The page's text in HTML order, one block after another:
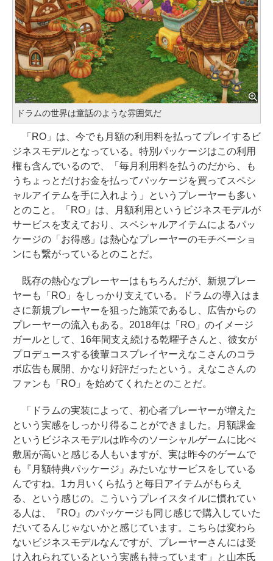
ドラムの世界は童話のような雰囲気だ
「RO」は、今でも月額の利用料を払ってプレイするビ
ジネスモデルとなっている。特別パッケージはこの利用
権も含んでいるので、「毎月利用料を払うのだから、も
うちょっとだけお金を払ってパッケージを買ってスペシ
ャルアイテムを手に入れよう」というプレーヤーも多い
とのこと。「RO」は、月額利用というビジネスモデルが
サービスを支えており、スペシャルアイテムによるパッ
ケージの「お得感」は熱心なプレーヤーのモチベーショ
ンにも繋がっているとのことだ。
既存の熱心なプレーヤーはもちろんだが、新規プレー
ヤーも「RO」をしっかり支えている。ドラムの導入はま
さに新規プレーヤーを狙った施策であるし、広告からの
プレーヤーの流入もある。2018年は「RO」のイメージ
ガールとして、16年間支え続ける乾曜子さんと、彼女が
プロデュースする後輩コスプレイヤーえなこさんのコラ
ボ広告も展開、かなり好評だったという。えなこさんの
ファンも「RO」を始めてくれたとのことだ。
「ドラムの実装によって、初心者プレーヤーが増えた
という実感をしっかり得ることができました。月額課金
というビジネスモデルは昨今のソーシャルゲームに比べ
敷居が高いと感じる人もいますが、実は昨今のゲームで
も『月額特典パッケージ』みたいなサービスをしている
んですね。1カ月いくら払うと毎日アイテムがもらえ
る、という感じの。こういうプレイスタイルに慣れてい
る人は、『RO』のパッケージも同じ感じで購入していた
だいてるんじゃないかと感じています。こちらは変わら
ないビジネスモデルなんですが、プレーヤーさんには受
け入れられているという実感も持っています」と山本氏